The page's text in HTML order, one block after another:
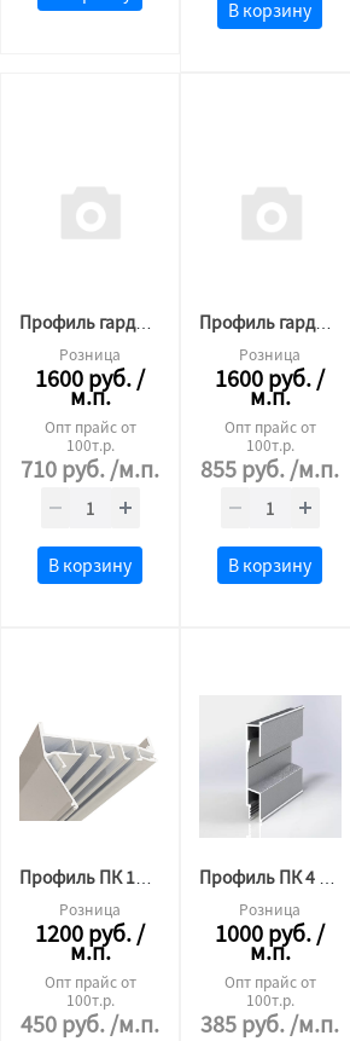
В корзину
Профиль гардина П-образный05 2х рядная 3,2 м.п. БЕЛЫЙ
Розница
1600руб./
м.п.
Опт прайс от
100т.р.
710руб./м.п.
В корзину
Профиль гардина П-образный05 2х рядная 5,0 м.п. БЕЛЫЙ
Розница
1600руб./
м.п.
Опт прайс от
100т.р.
855руб./м.п.
В корзину
Профиль ПК 12 гардина 3х рядный (2,8 м) 30мм БЕЛЫЙ
Розница
1200руб./
м.п.
Опт прайс от
100т.р.
450руб./м.п.
Профиль ПК 4 (для 3D потолков) алюминиевый 2,5м
Розница
1000руб./
м.п.
Опт прайс от
100т.р.
385руб./м.п.